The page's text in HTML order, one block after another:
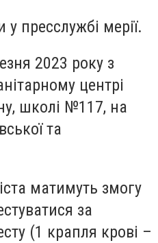
пресслужбі мерії.
2023 року з
центрі
школі №117, на
та
матимуть змогу
за
(1 крапля крові –